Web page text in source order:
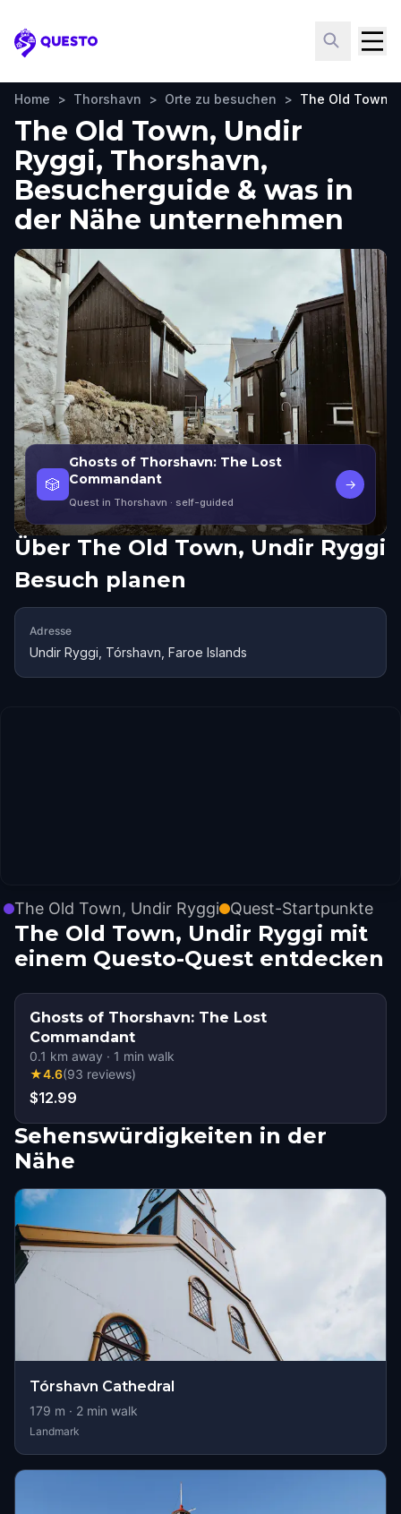
Questo
Home > Thorshavn > Orte zu besuchen > The Old Town,
The Old Town, Undir
Ryggi, Thorshavn,
Besucherguide & was in
der Nähe unternehmen
🎲
Ghosts of Thorshavn: The Lost
Commandant
Quest in Thorshavn · self-guided
→
Über The Old Town, Undir Ryggi
Besuch planen
Adresse
Undir Ryggi, Tórshavn, Faroe Islands
The Old Town, Undir Ryggi Quest-Startpunkte
The Old Town, Undir Ryggi mit
einem Questo-Quest entdecken
Ghosts of Thorshavn: The Lost
Commandant
0.1 km away · 1 min walk
★4.6(93 reviews)
$12.99
Sehenswürdigkeiten in der
Nähe
Tórshavn Cathedral
179 m · 2 min walk
Landmark